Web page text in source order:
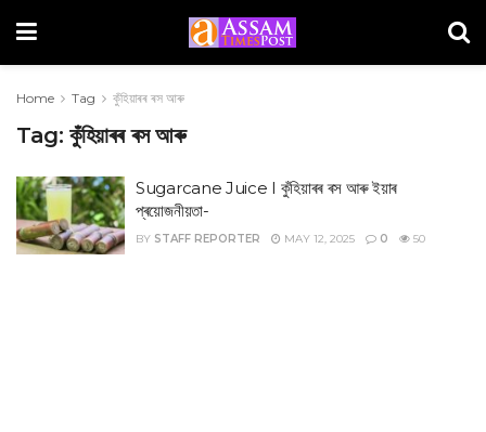
Home Tag কুঁহিয়াৰৰ ৰস আৰু
Tag: কুঁহিয়াৰৰ ৰস আৰু
Sugarcane Juice I কুঁহিয়াৰৰ ৰস আৰু ইয়াৰ
প্ৰয়োজনীয়তা-
BY STAFF REPORTER MAY 12, 2025 0 50